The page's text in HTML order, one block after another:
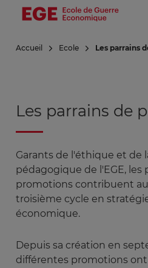
Aller
principal
Accueil Ecole Les parrains
Les parrains de
Garants de l'éthique et de
pédagogique de l'EGE, les
promotions contribuent
troisième cycle en
économique.
Depuis sa création en
différentes promotions